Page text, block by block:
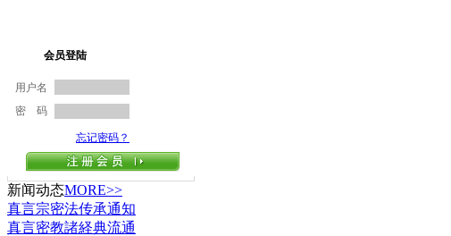
新闻动态MORE>>
真言宗密法传承通知
真言密教諸経典流通